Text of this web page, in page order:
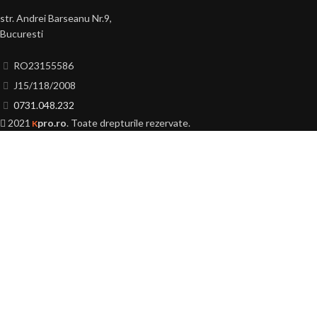
str. Andrei Barseanu Nr.9,
Bucuresti
RO23155586
J15/118/2008
0731.048.232
2021 Kpro.ro. Toate drepturile rezervate.